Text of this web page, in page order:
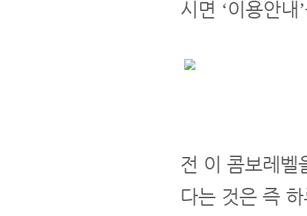
시면 ‘이용안내’
전 이 콤보레벨
다는 것은 즉